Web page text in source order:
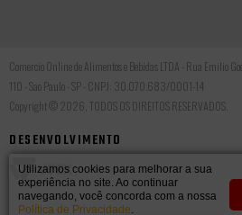
Comercio Online de Alimentos e Bebidas LTDA - Rua Emilio
110 - Sao Paulo - SP - CNPJ: 30.070.683/0001-14
Copyright © 2026, TODOS OS DIREITOS RESERVADOS.
DESENVOLVIMENTO
Utilizamos cookies para melhorar a sua
experiência no site. Ao continuar
navegando, você concorda com a nossa
Política de Privacidade.